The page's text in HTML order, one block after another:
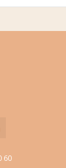
60